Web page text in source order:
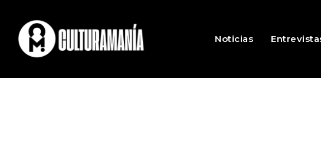
Noticias